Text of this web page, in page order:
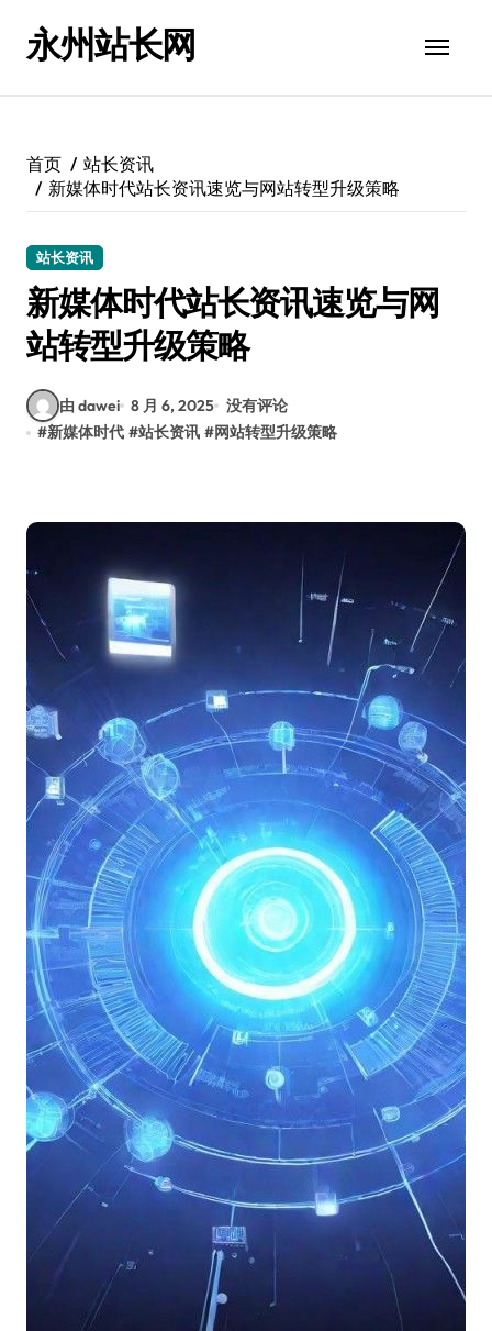
永州站长网
首页
站长资讯
新媒体时代站长资讯速览与网站转型升级策略
站长资讯
新媒体时代站长资讯速览与网
站转型升级策略
由 dawei 8 月 6, 2025 没有评论
#新媒体时代 #站长资讯 #网站转型升级策略